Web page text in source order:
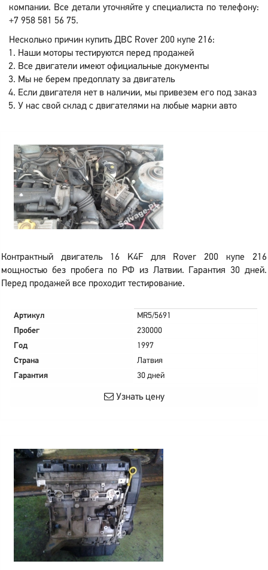
компании. Все детали уточняйте у специалиста по телефону:
+7 958 581 56 75.
Несколько причин купить ДВС Rover 200 купе 216:
Наши моторы тестируются перед продажей
Все двигатели имеют официальные документы
Мы не берем предоплату за двигатель
Если двигателя нет в наличии, мы привезем его под заказ
У нас свой склад с двигателями на любые марки авто
Контрактный двигатель 16 K4F для Rover 200 купе 216
мощностью без пробега по РФ из Латвии. Гарантия 30 дней.
Перед продажей все проходит тестирование.
Артикул
MR5/5691
Пробег
230000
Год
1997
Страна
Латвия
Гарантия
30 дней
Узнать цену